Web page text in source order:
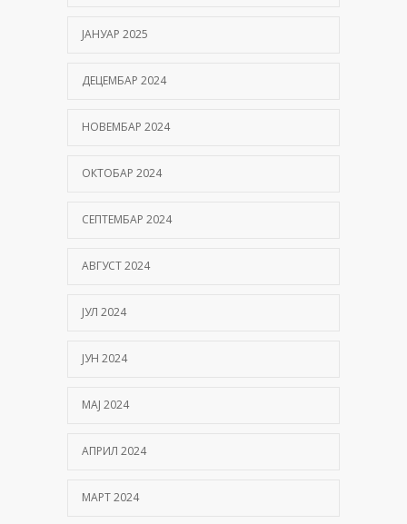
ЈАНУАР 2025
ДЕЦЕМБАР 2024
НОВЕМБАР 2024
ОКТОБАР 2024
СЕПТЕМБАР 2024
АВГУСТ 2024
ЈУЛ 2024
ЈУН 2024
МАЈ 2024
АПРИЛ 2024
МАРТ 2024